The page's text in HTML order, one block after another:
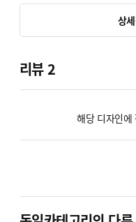
상
리뷰2
해당 디자인에